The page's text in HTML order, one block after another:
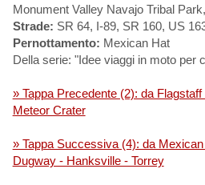
Monument Valley Navajo Tribal
Strade: SR 64, I-89, SR 160, US
Pernottamento: Mexican Hat
Della serie: "Idee viaggi in moto per
» Tappa Precedente (2): da
Meteor Crater
» Tappa Successiva (4): da
Dugway - Hanksville - Torrey